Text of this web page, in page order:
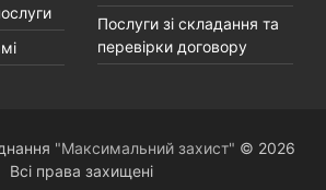
Послуги зі складання та
перевірки договору
"Максимальний захист" © 2026
Всі права захищені